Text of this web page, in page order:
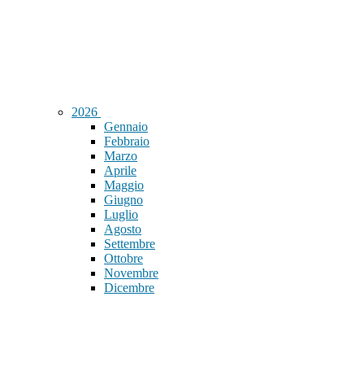
2026
Gennaio
Febbraio
Marzo
Aprile
Maggio
Giugno
Luglio
Agosto
Settembre
Ottobre
Novembre
Dicembre